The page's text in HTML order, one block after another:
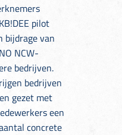
pilot
bijdrage van
NCW-
bedrijven.
bedrijven
gezet met
een
concrete